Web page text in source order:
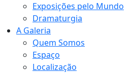
Exposições pelo Mundo
Dramaturgia
A Galeria
Quem Somos
Espaço
Localização